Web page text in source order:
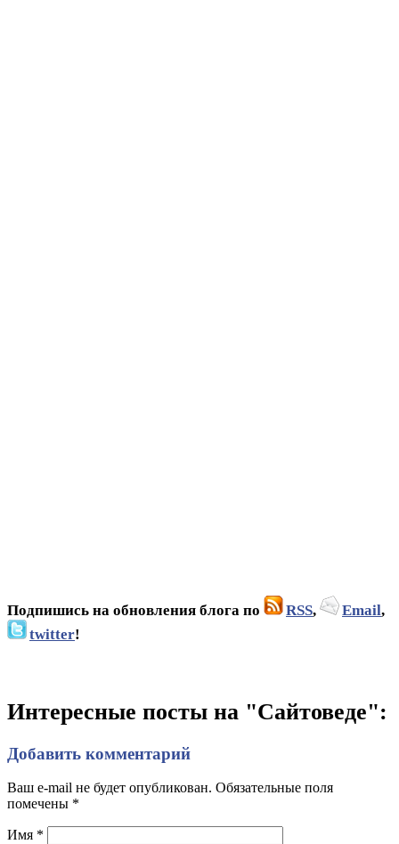
Подпишись на обновления блога по RSS, Email,
twitter!
Интересные посты на "Сайтоведе":
Добавить комментарий
Ваш e-mail не будет опубликован. Обязательные поля
помечены *
Имя *